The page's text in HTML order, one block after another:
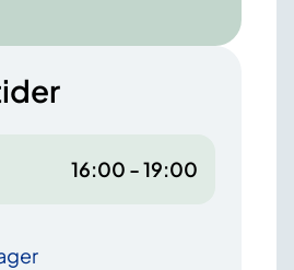
16:00 - 19:00